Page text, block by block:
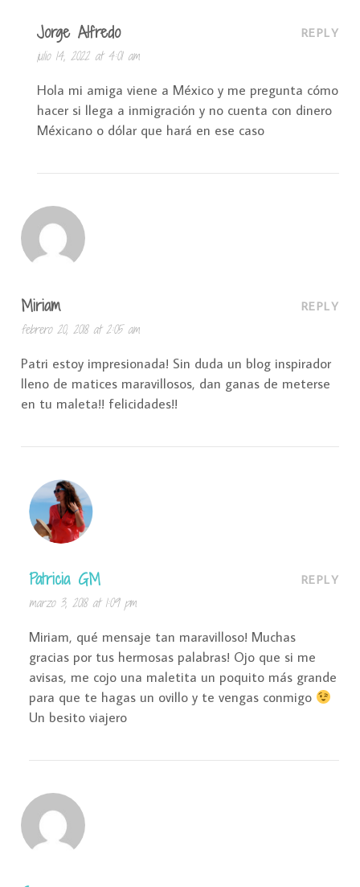
Jorge Alfredo
julio 14, 2022 at 4:01 am
REPLY
Hola mi amiga viene a México y me pregunta cómo
hacer si llega a inmigración y no cuenta con dinero
Méxicano o dólar que hará en ese caso
Miriam
febrero 20, 2018 at 2:05 am
REPLY
Patri estoy impresionada! Sin duda un blog inspirador
lleno de matices maravillosos, dan ganas de meterse
en tu maleta!! felicidades!!
Patricia GM
marzo 3, 2018 at 1:09 pm
REPLY
Miriam, qué mensaje tan maravilloso! Muchas
gracias por tus hermosas palabras! Ojo que si me
avisas, me cojo una maletita un poquito más grande
para que te hagas un ovillo y te vengas conmigo
Un besito viajero